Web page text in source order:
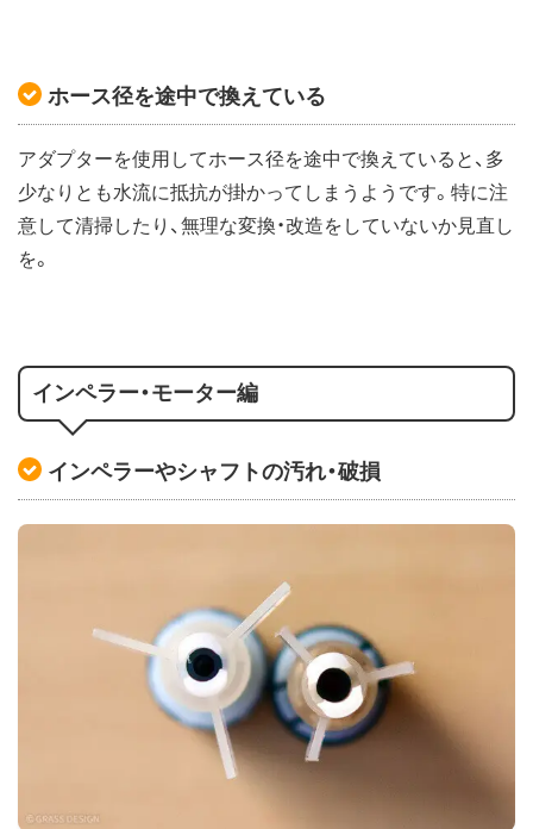
ホース径を途中で換えている
アダプターを使用してホース径を途中で換えていると、多
少なりとも水流に抵抗が掛かってしまうようです。特に注
意して清掃したり、無理な変換・改造をしていないか見直し
を。
インペラー・モーター編
インペラーやシャフトの汚れ・破損